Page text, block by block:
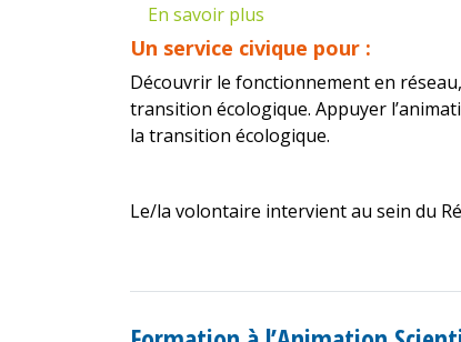
Lozère
En savoir plus
Mission
d’appui
à
l’animation
de
vie
–
Un service civique pour :
Découvrir le fonctionnement en
transition écologique. Appuyer
la transition écologique.
Le/la volontaire intervient au sein du